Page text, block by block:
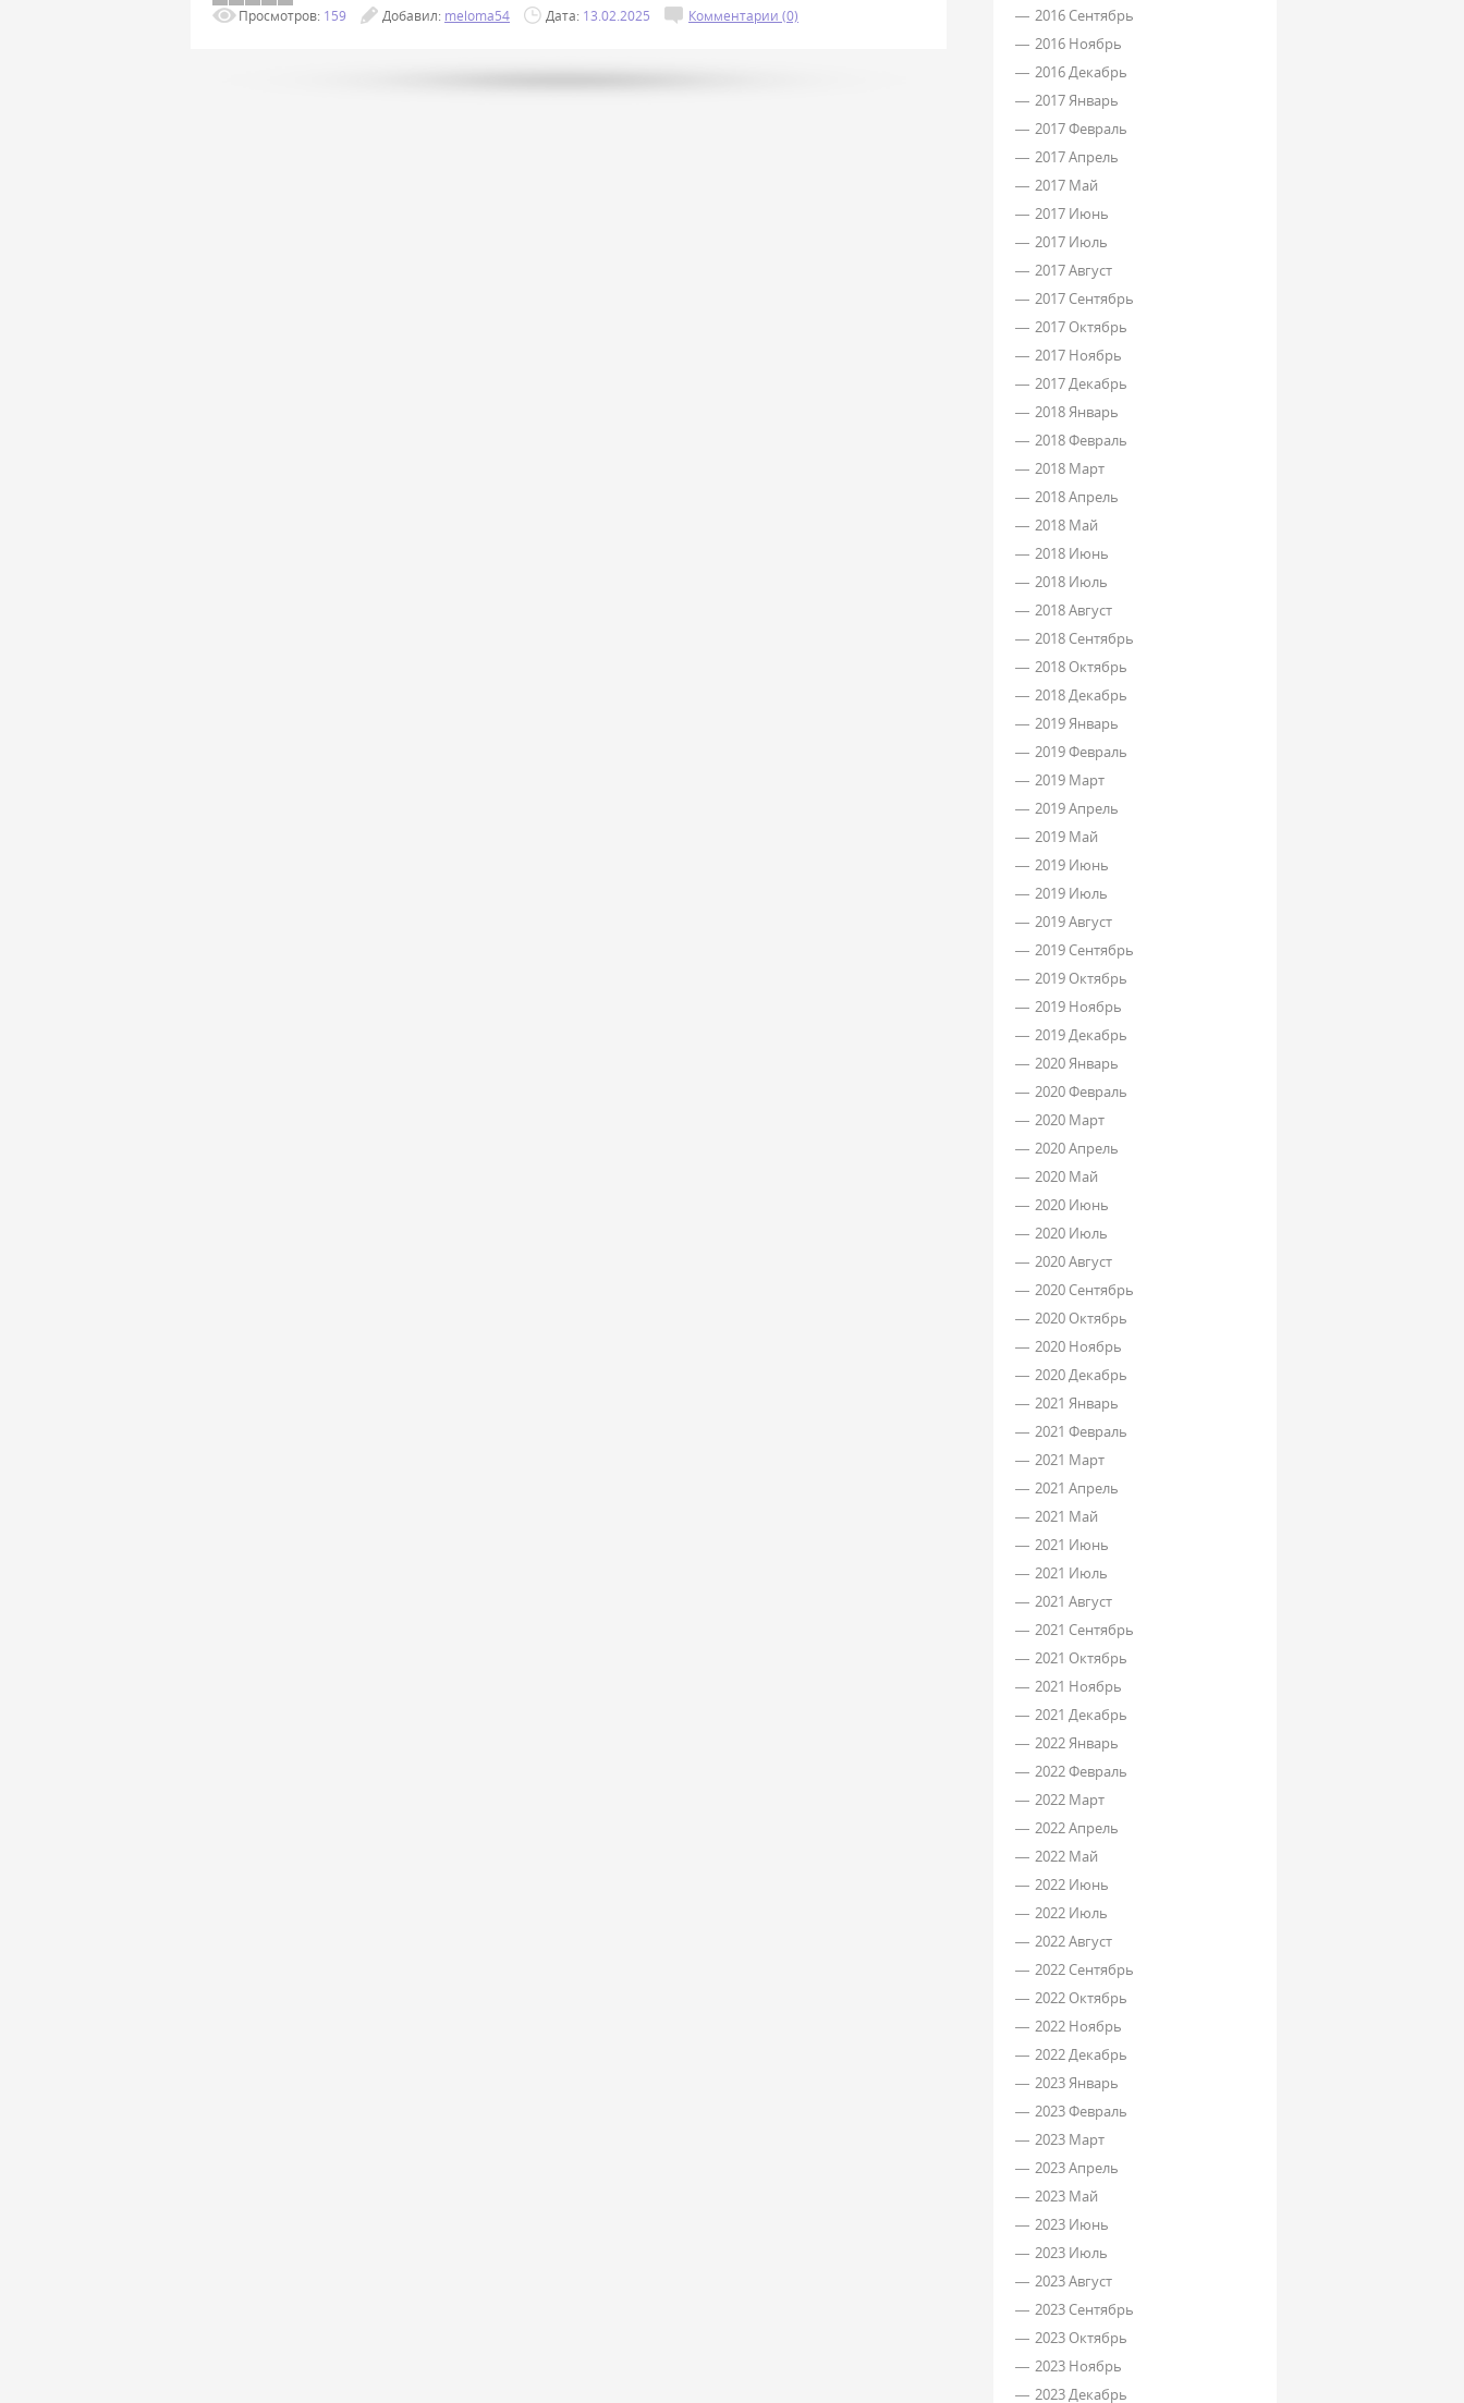
Просмотров: 159 Добавил: meloma54 Дата: 13.02.2025 Комментарии (0)
2016 Сентябрь
2016 Ноябрь
2016 Декабрь
2017 Январь
2017 Февраль
2017 Апрель
2017 Май
2017 Июнь
2017 Июль
2017 Август
2017 Сентябрь
2017 Октябрь
2017 Ноябрь
2017 Декабрь
2018 Январь
2018 Февраль
2018 Март
2018 Апрель
2018 Май
2018 Июнь
2018 Июль
2018 Август
2018 Сентябрь
2018 Октябрь
2018 Декабрь
2019 Январь
2019 Февраль
2019 Март
2019 Апрель
2019 Май
2019 Июнь
2019 Июль
2019 Август
2019 Сентябрь
2019 Октябрь
2019 Ноябрь
2019 Декабрь
2020 Январь
2020 Февраль
2020 Март
2020 Апрель
2020 Май
2020 Июнь
2020 Июль
2020 Август
2020 Сентябрь
2020 Октябрь
2020 Ноябрь
2020 Декабрь
2021 Январь
2021 Февраль
2021 Март
2021 Апрель
2021 Май
2021 Июнь
2021 Июль
2021 Август
2021 Сентябрь
2021 Октябрь
2021 Ноябрь
2021 Декабрь
2022 Январь
2022 Февраль
2022 Март
2022 Апрель
2022 Май
2022 Июнь
2022 Июль
2022 Август
2022 Сентябрь
2022 Октябрь
2022 Ноябрь
2022 Декабрь
2023 Январь
2023 Февраль
2023 Март
2023 Апрель
2023 Май
2023 Июнь
2023 Июль
2023 Август
2023 Сентябрь
2023 Октябрь
2023 Ноябрь
2023 Декабрь